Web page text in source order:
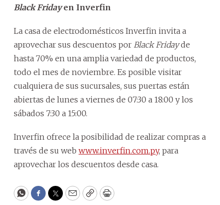
Black Fridayen Inverfin
La casa de electrodomésticos Inverfin invita a
aprovechar sus descuentos por Black Fridayde
hasta 70% en una amplia variedad de productos,
todo el mes de noviembre. Es posible visitar
cualquiera de sus sucursales, sus puertas están
abiertas de lunes a viernes de 07:30 a 18:00 y los
sábados 7:30 a 15:00.
Inverfin ofrece la posibilidad de realizar compras a
través de su web www.inverfin.com.py, para
aprovechar los descuentos desde casa.
WhatsApp
Facebook
Twitter
EmailCopyPrint